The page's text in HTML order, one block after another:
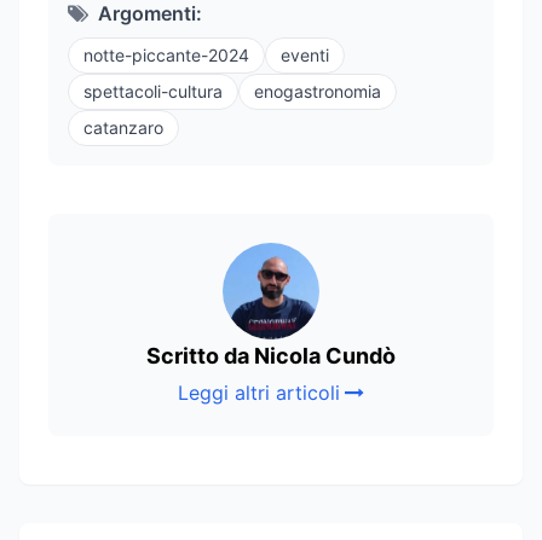
Argomenti:
notte-piccante-2024
eventi
spettacoli-cultura
enogastronomia
catanzaro
Scritto da Nicola Cundò
Leggi altri articoli